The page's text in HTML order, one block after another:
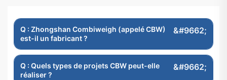
Q : Zhongshan Combiweigh (appelé CBW)
est-il un fabricant ?
Q : Quels types de projets CBW peut-elle
réaliser ?